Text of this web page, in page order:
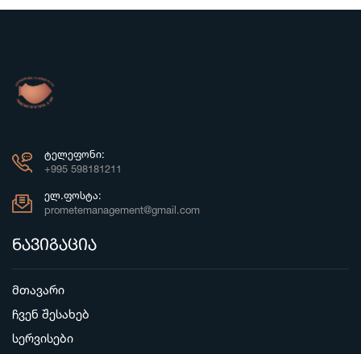
ᲢᲔᲚᲔᲤᲝᲜᲘ:
+995 598181211
ᲔᲚ.ᲤᲝᲡᲢᲐ:
prometemanagement@gmail.com
ნავიგაცია
მთავარი
ჩვენ შესახებ
სერვისები